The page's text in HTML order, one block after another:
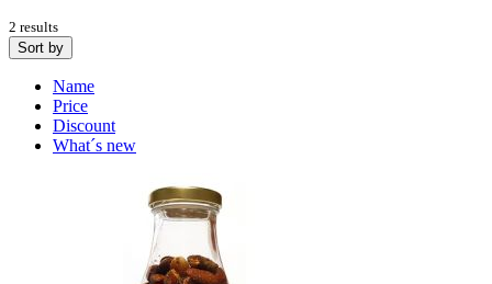
2 results
Sort by
Name
Price
Discount
What´s new